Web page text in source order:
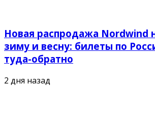
Новая распродажа Nordwind
зиму и весну: билеты по
туда-обратно
2 дня назад